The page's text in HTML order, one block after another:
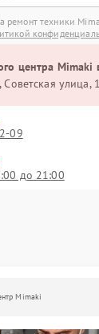
ремонт техники
центра Mimaki
Советская улица,
09
до 21:00
Mimaki